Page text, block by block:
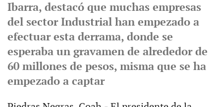
Ibarra, destacó que muchas empresas
del sector Industrial han empezado a
efectuar esta derrama, donde se
esperaba un gravamen de alrededor de
60 millones de pesos, misma que se ha
empezado a captar